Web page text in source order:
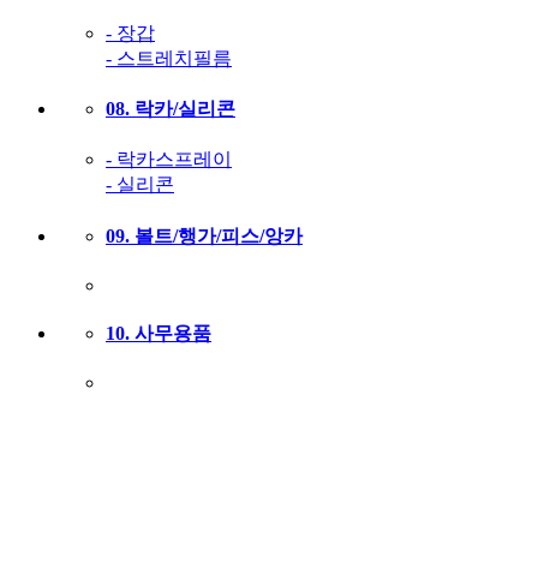
- 장갑
- 스트레치필름
08. 락카/실리콘
- 락카스프레이
- 실리콘
09. 볼트/행가/피스/앙카
10. 사무용품